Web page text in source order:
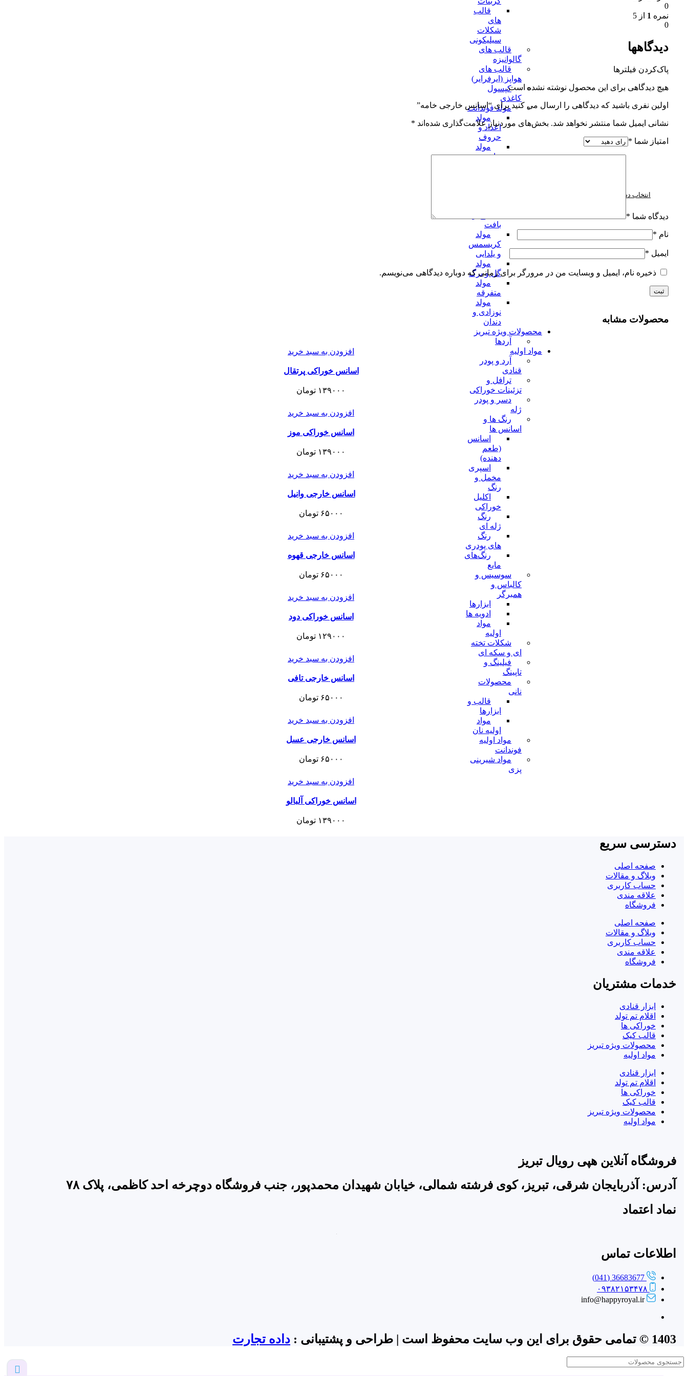
انتخاب دسته بندی
قالب
های
شکلات
سیلیکونی
قالب های
گالوانیزه
قالب های
هواپز (ایرفرایر)
کپسول
کاغذی
مولد فوندانت
مولد
اعداد و
حروف
مولد
حاشیه
بافت
مولد
کریسمس
و یلدایی
مولد
گل و برگ
مولد
متفرقه
مولد
نوزادی و
دندان
محصولات ویژه تبریز
آردها
مواد اولیه
آرد و پودر
قنادی
ترافل و
تزئینات خوراکی
دسر و پودر
ژله
رنگ ها و
اسانس ها
اسانس
(طعم
دهنده)
اسپری
مخمل و
رنگ
اکلیل
خوراکی
رنگ
ژله ای
رنگ
های پودری
رنگ‌های
مایع
سوسیس و
کالباس و
همبرگر
ابزارها
ادویه ها
مواد
اولیه
شکلات تخته
ای و سکه ای
فیلینگ و
تاپینگ
محصولات
نانی
قالب و
ابزارها
مواد
اولیه نان
مواد اولیه
فوندانت
مواد شیرینی
پزی
0
نمره 1 از 5
0
دیدگاهها
پاک‌کردن فیلترها
هیچ دیدگاهی برای این محصول نوشته نشده است.
اولین نفری باشید که دیدگاهی را ارسال می کنید برای “اسانس خارجی خامه”
نشانی ایمیل شما منتشر نخواهد شد. بخش‌های موردنیاز علامت‌گذاری شده‌اند *
امتیاز شما *
دیدگاه شما *
نام *
ایمیل *
ذخیره نام، ایمیل و وبسایت من در مرورگر برای زمانی که دوباره دیدگاهی می‌نویسم.
محصولات مشابه
افزودن به سبد خرید
اسانس خوراکی پرتقال
۱۳۹۰۰۰ تومان
افزودن به سبد خرید
اسانس خوراکی موز
۱۳۹۰۰۰ تومان
افزودن به سبد خرید
اسانس خارجی وانیل
۶۵۰۰۰ تومان
افزودن به سبد خرید
اسانس خارجی قهوه
۶۵۰۰۰ تومان
افزودن به سبد خرید
اسانس خوراکی دود
۱۲۹۰۰۰ تومان
افزودن به سبد خرید
اسانس خارجی تافی
۶۵۰۰۰ تومان
افزودن به سبد خرید
اسانس خارجی عسل
۶۵۰۰۰ تومان
افزودن به سبد خرید
اسانس خوراکی آلبالو
۱۳۹۰۰۰ تومان
دسترسی سریع
صفحه اصلی
وبلاگ و مقالات
حساب کاربری
علاقه مندی
فروشگاه
صفحه اصلی
وبلاگ و مقالات
حساب کاربری
علاقه مندی
فروشگاه
خدمات مشتریان
ابزار قنادی
اقلام تم تولد
خوراکی ها
قالب کیک
محصولات ویژه تبریز
مواد اولیه
ابزار قنادی
اقلام تم تولد
خوراکی ها
قالب کیک
محصولات ویژه تبریز
مواد اولیه
فروشگاه آنلاین هپی رویال تبریز
آدرس: آذربایجان شرقی، تبریز، کوی فرشته شمالی، خیابان شهیدان محمدپور، جنب فروشگاه دوچرخه احد کاظمی، پلاک ۷۸
نماد اعتماد
اطلاعات تماس
36683677 (041)
۰۹۳۸۲۱۵۳۴۷۸
info@happyroyal.ir
1403 © تمامی حقوق برای این وب سایت محفوظ است | طراحی و پشتیبانی : داده تجارت